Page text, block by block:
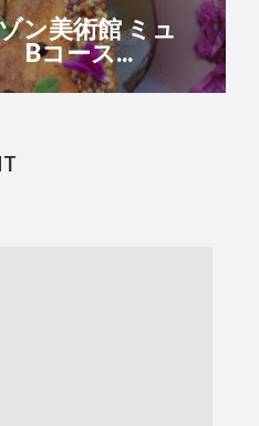
ン美術館 ミュ
Bコース...